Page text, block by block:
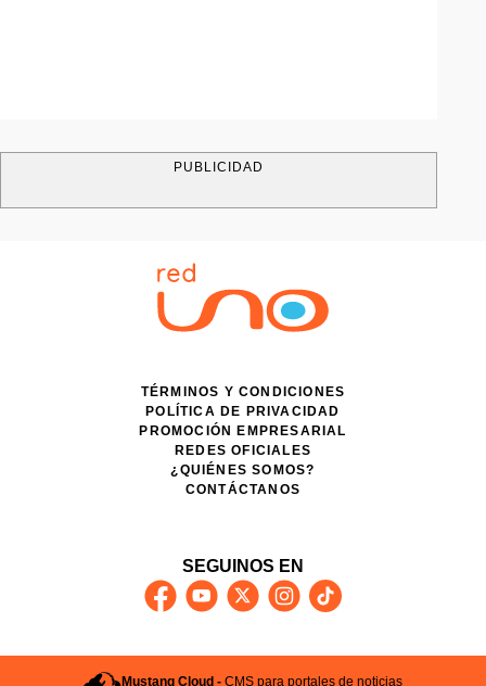
PUBLICIDAD
TÉRMINOS Y CONDICIONES
POLÍTICA DE PRIVACIDAD
PROMOCIÓN EMPRESARIAL
REDES OFICIALES
¿QUIÉNES SOMOS?
CONTÁCTANOS
SEGUINOS EN
Mustang Cloud -CMS para portales de noticias